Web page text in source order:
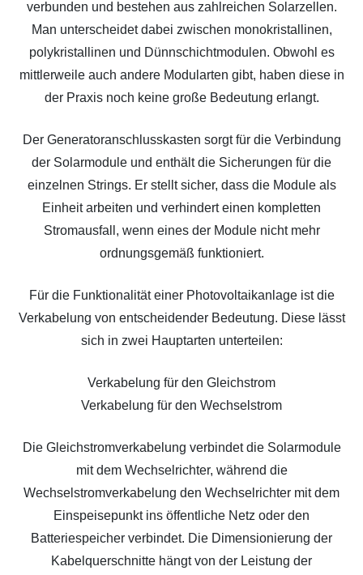
verbunden und bestehen aus zahlreichen Solarzellen.
Man unterscheidet dabei zwischen monokristallinen,
polykristallinen und Dünnschichtmodulen. Obwohl es
mittlerweile auch andere Modularten gibt, haben diese in
der Praxis noch keine große Bedeutung erlangt.
Der Generatoranschlusskasten sorgt für die Verbindung
der Solarmodule und enthält die Sicherungen für die
einzelnen Strings. Er stellt sicher, dass die Module als
Einheit arbeiten und verhindert einen kompletten
Stromausfall, wenn eines der Module nicht mehr
ordnungsgemäß funktioniert.
Für die Funktionalität einer Photovoltaikanlage ist die
Verkabelung von entscheidender Bedeutung. Diese lässt
sich in zwei Hauptarten unterteilen:
Verkabelung für den Gleichstrom
Verkabelung für den Wechselstrom
Die Gleichstromverkabelung verbindet die Solarmodule
mit dem Wechselrichter, während die
Wechselstromverkabelung den Wechselrichter mit dem
Einspeisepunkt ins öffentliche Netz oder den
Batteriespeicher verbindet. Die Dimensionierung der
Kabelquerschnitte hängt von der Leistung der